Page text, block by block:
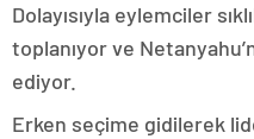
Dolayısıyla eylemciler
toplanıyor ve
ediyor.
Erken seçime gidilerek